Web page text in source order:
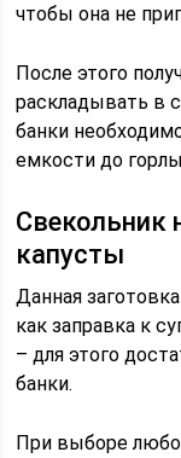
чтобы она не
После этого
раскладывать в
банки
емкости до
Свекольник
капусты
Данная
как заправка к
– для этого
банки.
При выборе